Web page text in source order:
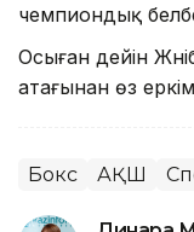
чемпиондық
Осыған дейін
атағынан өз
Бокс АҚШ